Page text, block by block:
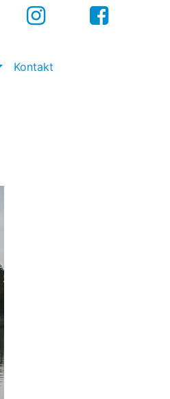
Kontakt